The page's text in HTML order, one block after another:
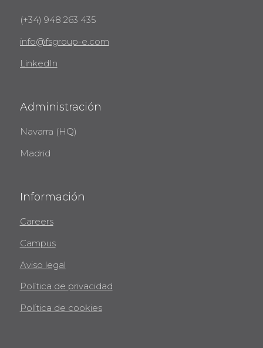
(+34) 948 263 435
info@fsgroup-e.com
LinkedIn
Administración
Navarra (HQ)
Madrid
Información
Careers
Campus
Aviso legal
Política de privacidad
Política de cookies